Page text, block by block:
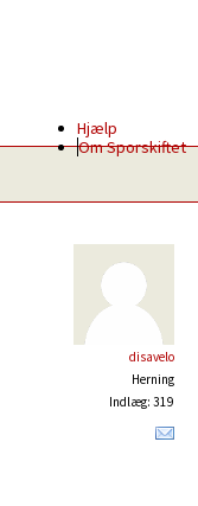
Hjælp
Om Sporskiftet
disavelo
Herning
Indlæg: 319